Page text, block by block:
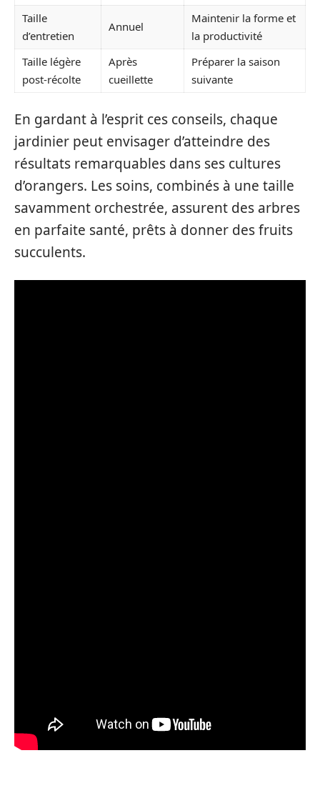
Taille
d’entretien
Annuel
Maintenir la forme et
la productivité
Taille légère
post-récolte
Après
cueillette
Préparer la saison
suivante
En gardant à l’esprit ces conseils, chaque
jardinier peut envisager d’atteindre des
résultats remarquables dans ses cultures
d’orangers. Les soins, combinés à une taille
savamment orchestrée, assurent des arbres
en parfaite santé, prêts à donner des fruits
succulents.